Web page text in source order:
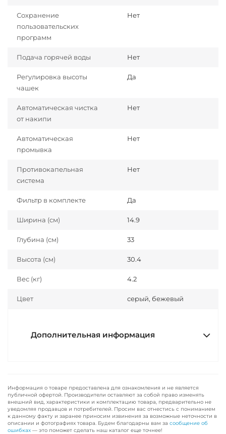
Сохранение
пользовательских
программ
Нет
Подача горячей воды Нет
Регулировка высоты
чашек
Да
Автоматическая чистка
от накипи
Нет
Автоматическая
промывка
Нет
Противокапельная
система
Нет
Фильтр в комплекте Да
Ширина (см) 14.9
Глубина (см) 33
Высота (см) 30.4
Вес (кг) 4.2
Цвет серый, бежевый
Дополнительная информация
Информация о товаре предоставлена для ознакомления и не является
публичной офертой. Производители оставляют за собой право изменять
внешний вид, характеристики и комплектацию товара, предварительно не
уведомляя продавцов и потребителей. Просим вас отнестись с пониманием
к данному факту и заранее приносим извинения за возможные неточности в
описании и фотографиях товара. Будем благодарны вам за сообщение об
ошибках — это поможет сделать наш каталог еще точнее!